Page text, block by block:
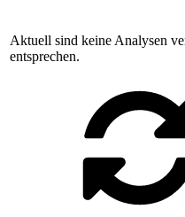
Aktuell sind keine Analysen
entsprechen.